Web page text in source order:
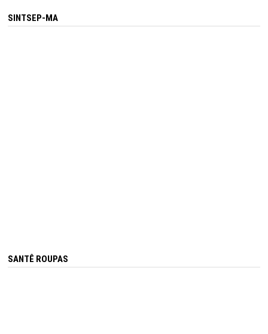
SINTSEP-MA
SANTÊ ROUPAS